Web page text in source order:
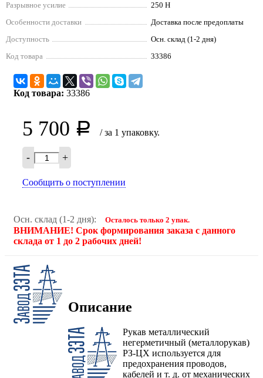
Разрывное усилие
250 Н
Особенности доставки
Доставка после предоплаты
Доступность
Осн. склад (1-2 дня)
Код товара
33386
Код товара: 33386
5 700 Р / за 1 упаковку.
- +
Сообщить о поступлении
Осн. склад (1-2 дня): Осталось только 2 упак.
ВНИМАНИЕ! Срок формирования заказа с данного
склада от 1 до 2 рабочих дней!
Описание
Рукав металлический
негерметичный (металлорукав)
РЗ-ЦХ используется для
предохранения проводов,
кабелей и т. д. от механических